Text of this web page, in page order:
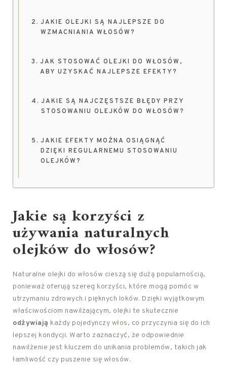
JAKIE OLEJKI SĄ NAJLEPSZE DO
WZMACNIANIA WŁOSÓW?
JAK STOSOWAĆ OLEJKI DO WŁOSÓW,
ABY UZYSKAĆ NAJLEPSZE EFEKTY?
JAKIE SĄ NAJCZĘSTSZE BŁĘDY PRZY
STOSOWANIU OLEJKÓW DO WŁOSÓW?
JAKIE EFEKTY MOŻNA OSIĄGNĄĆ
DZIĘKI REGULARNEMU STOSOWANIU
OLEJKÓW?
Jakie są korzyści z
używania naturalnych
olejków do włosów?
Naturalne olejki do włosów cieszą się dużą popularnością,
ponieważ oferują szereg korzyści, które mogą pomóc w
utrzymaniu zdrowych i pięknych loków. Dzięki wyjątkowym
właściwościom nawilżającym, olejki te skutecznie
odżywiają każdy pojedynczy włos, co przyczynia się do ich
lepszej kondycji. Warto zaznaczyć, że odpowiednie
nawilżenie jest kluczem do unikania problemów, takich jak
łamliwość czy puszenie się włosów.